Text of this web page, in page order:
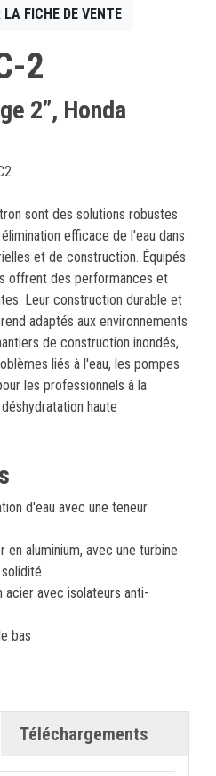
LA FICHE DE VENTE
2
2”, Honda
sont des solutions robustes
efficace de l'eau dans
et de construction. Équipés
offrent des performances et
Leur construction durable et
adaptés aux environnements
de construction inondés,
liés à l'eau, les pompes
les professionnels à la
haute
d'eau avec une teneur
aluminium, avec une turbine
avec isolateurs anti-
bas
Téléchargements